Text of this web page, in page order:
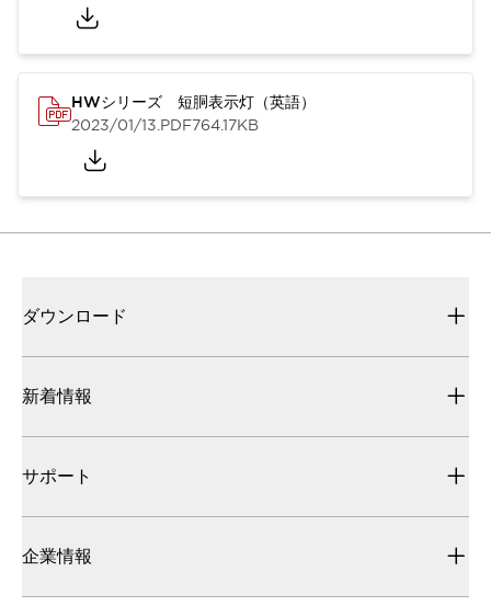
HWシリーズ 短胴表示灯（英語）
2023/01/13.PDF764.17KB
ダウンロード
新着情報
サポート
企業情報